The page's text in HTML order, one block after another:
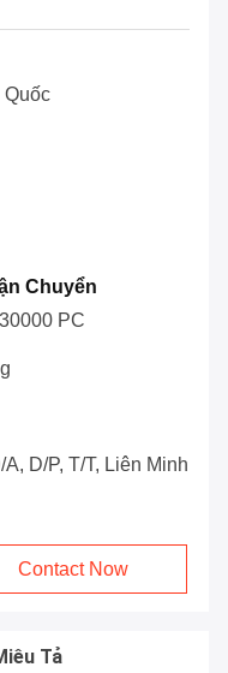
Chuyển
30000 PC
A, D/P, T/T, Liên Minh
Contact Now
Tả